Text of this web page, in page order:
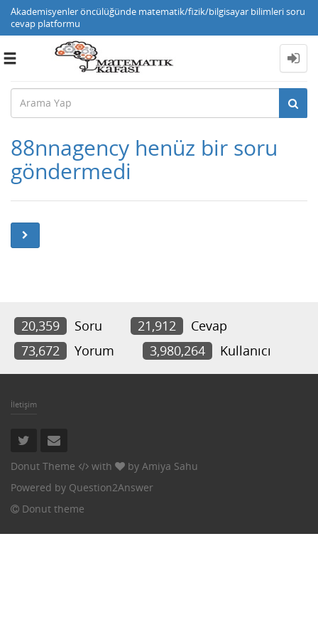
Akademisyenler öncülüğünde matematik/fizik/bilgisayar bilimleri soru
cevap platformu
Toggle
88nnagency henüz bir soru
göndermedi
20,359 Soru 21,912
Cevap
73,672
Yorum 3,980,264 Kullanıcı
İletişim
Donut Theme with by Amiya Sahu
Powered by Question2Answer
Donut theme